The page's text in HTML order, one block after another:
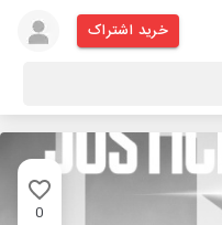
خرید اشتراک
0